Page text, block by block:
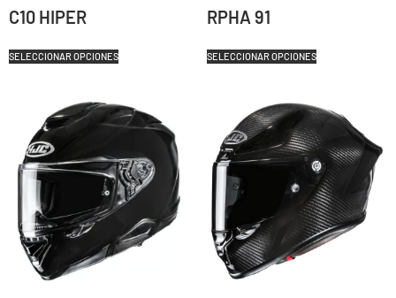
C10 HIPER
SELECCIONAR OPCIONES
RPHA 91
SELECCIONAR OPCIONES